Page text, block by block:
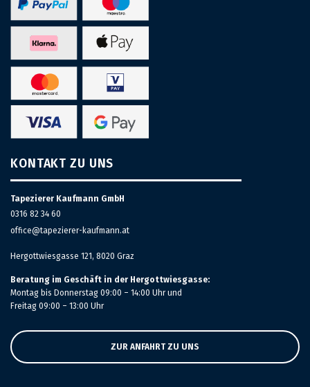
KONTAKT ZU UNS
Tapezierer Kaufmann GmbH
0316 82 34 60
office@tapezierer-kaufmann.at
Hergottwiesgasse 121, 8020 Graz
Beratung im Geschäft in der Hergottwiesgasse:
Montag bis Donnerstag 09:00 – 14:00 Uhr und
Freitag 09:00 – 13:00 Uhr
ZUR ANFAHRT ZU UNS